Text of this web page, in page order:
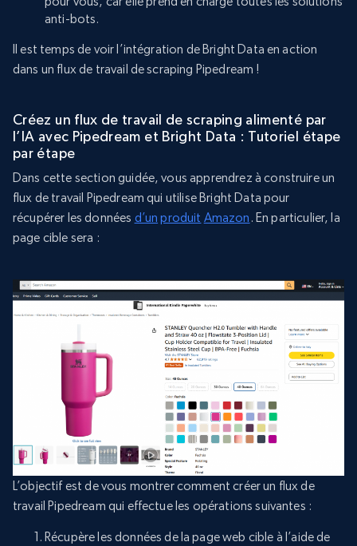
anti-bots.
Il est temps de voir l’intégration de Bright Data en action
dans un flux de travail de scraping Pipedream !
Créez un flux de travail de scraping alimenté par
l’IA avec Pipedream et Bright Data : Tutoriel étape
par étape
Dans cette section guidée, vous apprendrez à construire un
flux de travail Pipedream qui utilise Bright Data pour
récupérer les données d’un produit Amazon . En particulier, la
page cible sera :
L’objectif est de vous montrer comment créer un flux de
travail Pipedream qui effectue les opérations suivantes :
Récupère les données de la page web cible à l’aide de